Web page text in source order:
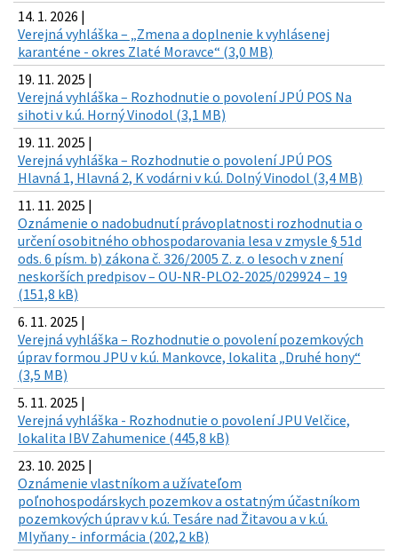
14. 1. 2026 |
Verejná vyhláška – „Zmena a doplnenie k vyhlásenej
karanténe - okres Zlaté Moravce“ (3,0 MB)
19. 11. 2025 |
Verejná vyhláška – Rozhodnutie o povolení JPÚ POS Na
sihoti v k.ú. Horný Vinodol (3,1 MB)
19. 11. 2025 |
Verejná vyhláška – Rozhodnutie o povolení JPÚ POS
Hlavná 1, Hlavná 2, K vodárni v k.ú. Dolný Vinodol (3,4 MB)
11. 11. 2025 |
Oznámenie o nadobudnutí právoplatnosti rozhodnutia o
určení osobitného obhospodarovania lesa v zmysle § 51d
ods. 6 písm. b) zákona č. 326/2005 Z. z. o lesoch v znení
neskorších predpisov – OU-NR-PLO2-2025/029924 – 19
(151,8 kB)
6. 11. 2025 |
Verejná vyhláška – Rozhodnutie o povolení pozemkových
úprav formou JPU v k.ú. Mankovce, lokalita „Druhé hony“
(3,5 MB)
5. 11. 2025 |
Verejná vyhláška - Rozhodnutie o povolení JPU Velčice,
lokalita IBV Zahumenice (445,8 kB)
23. 10. 2025 |
Oznámenie vlastníkom a užívateľom
poľnohospodárskych pozemkov a ostatným účastníkom
pozemkových úprav v k.ú. Tesáre nad Žitavou a v k.ú.
Mlyňany - informácia (202,2 kB)